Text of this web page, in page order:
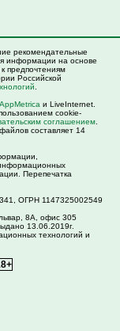
рекомендательные
информации на основе
предпочтениям
Российской
AppMetrica и LiveInternet.
cookie-
соглашением
составляет 14
Перепечатка
ОГРН 1147325002549
8А, офис 305
13.06.2019г.
технологий и